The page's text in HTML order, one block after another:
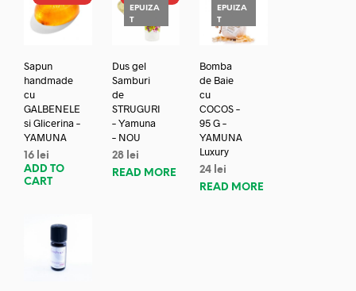
Sapun
handmade
cu
GALBENELE
si Glicerina –
YAMUNA
16 lei
ADD TO
CART
EPUIZA
T
Dus gel
Samburi
de
STRUGURI
– Yamuna
– NOU
28 lei
READ MORE
EPUIZA
T
Bomba
de Baie
cu
COCOS –
95 G –
YAMUNA
Luxury
24 lei
READ MORE